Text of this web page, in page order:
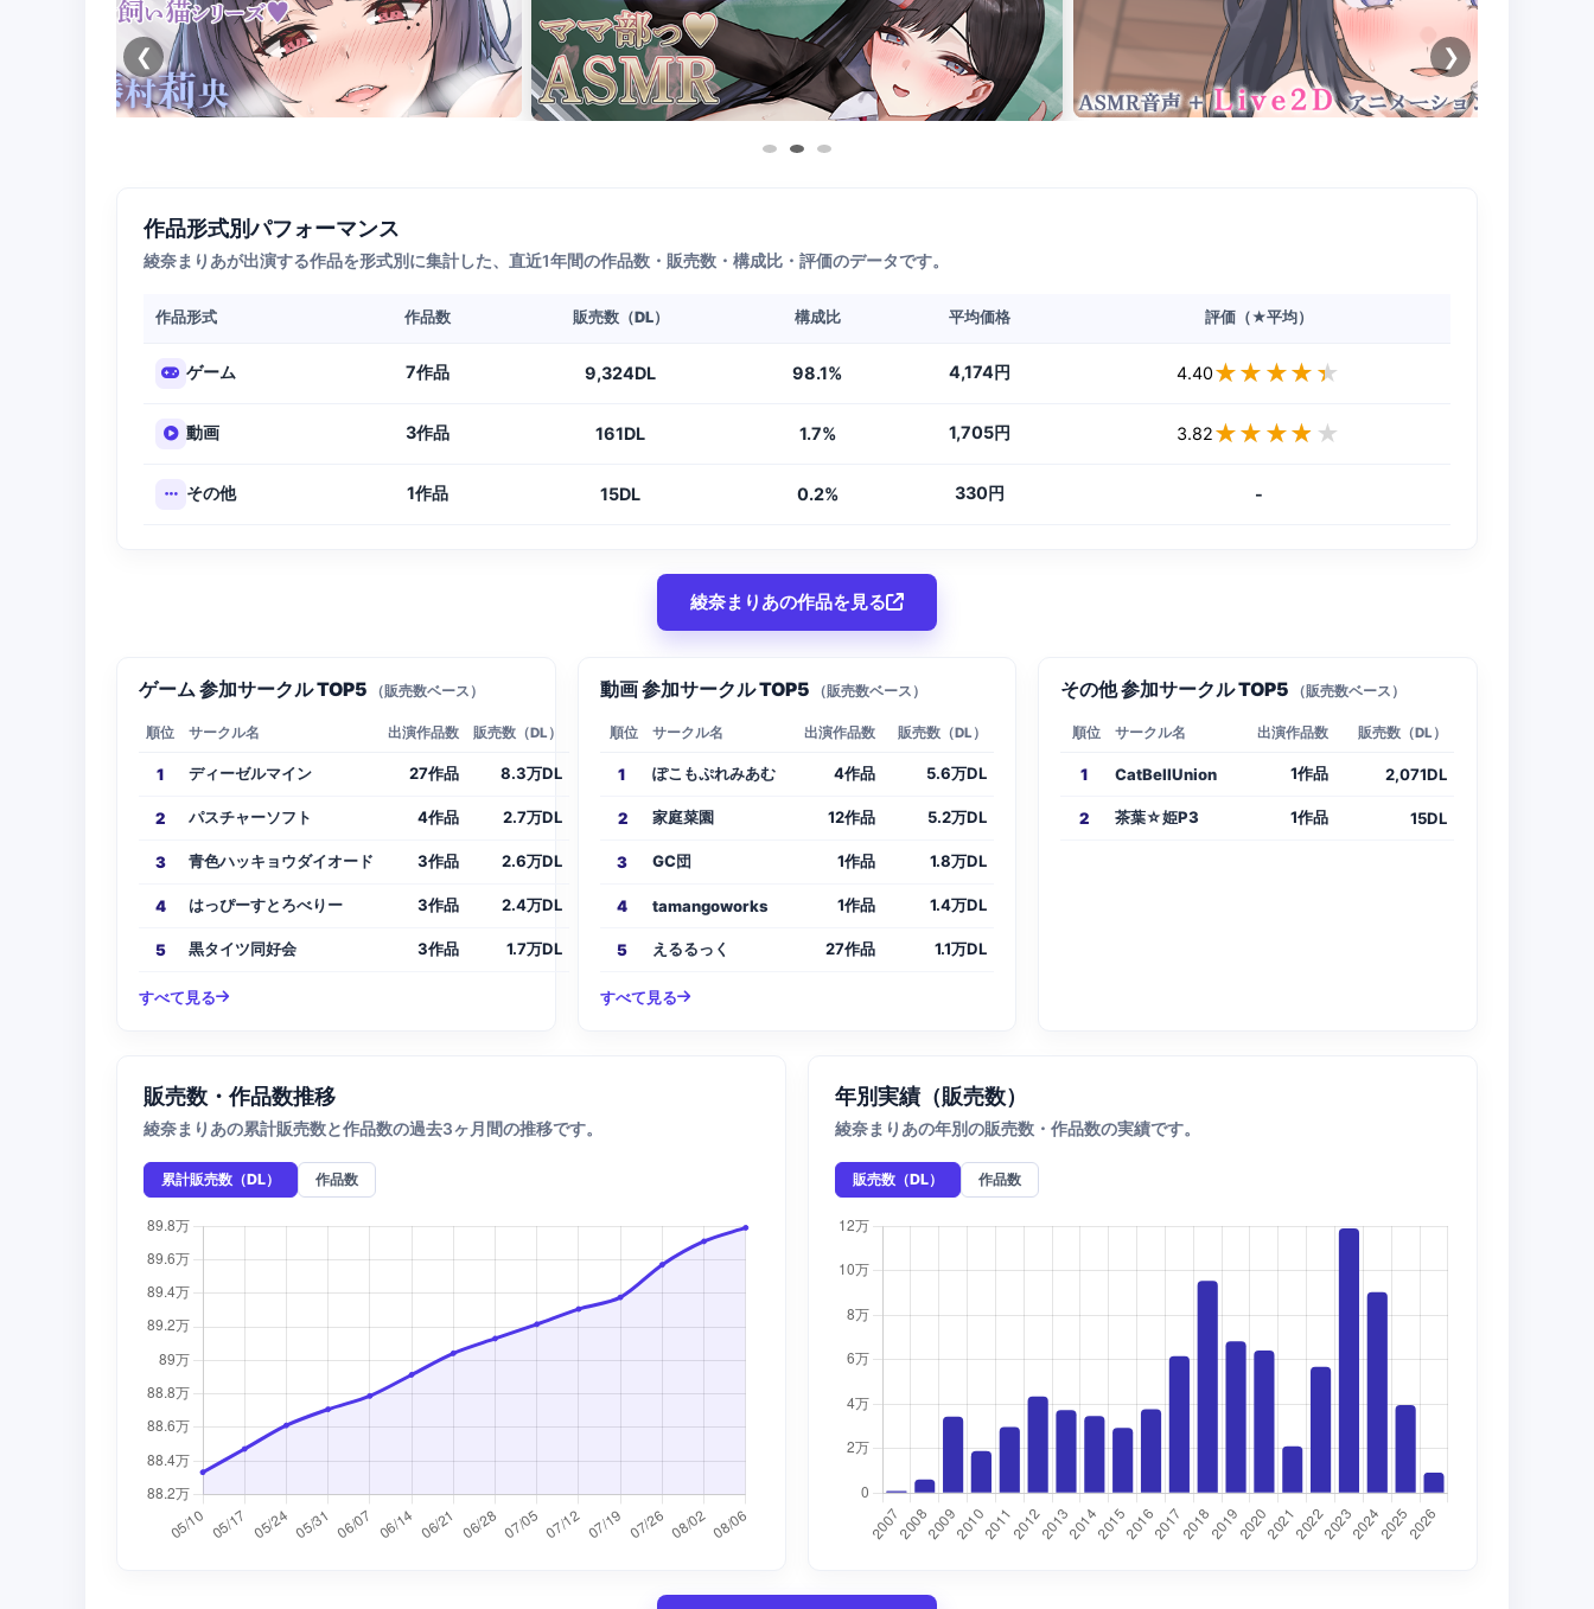
❮ ❯
作品形式別パフォーマンス
綾奈まりあが出演する作品を形式別に集計した、直近1年間の作品数・販売数・構成比・評価のデータです。
作品形式 作品数 販売数（DL） 構成比 平均価格 評価（★平均）
ゲーム 7作品 9,324DL 98.1% 4,174円 4.40★★★★★
★★★★★
動画 3作品 161DL 1.7% 1,705円 3.82★★★★★
★★★★★
その他 1作品 15DL 0.2% 330円 -
綾奈まりあの作品を見る
ゲーム 参加サークル TOP5 （販売数ベース）
順位 サークル名 出演作品数 販売数（DL）
1 ディーゼルマイン 27作品 8.3万DL
2 パスチャーソフト 4作品 2.7万DL
3 青色ハッキョウダイオード 3作品 2.6万DL
4 はっぴーすとろべりー 3作品 2.4万DL
5 黒タイツ同好会 3作品 1.7万DL
すべて見る
動画 参加サークル TOP5 （販売数ベース）
順位 サークル名 出演作品数 販売数（DL）
1 ぽこもぷれみあむ 4作品 5.6万DL
2 家庭菜園 12作品 5.2万DL
3 GC団 1作品 1.8万DL
4 tamangoworks 1作品 1.4万DL
5 えるるっく 27作品 1.1万DL
すべて見る
その他 参加サークル TOP5 （販売数ベース）
順位 サークル名 出演作品数 販売数（DL）
1 CatBellUnion 1作品 2,071DL
2 茶葉☆姫P3 1作品 15DL
販売数・作品数推移
綾奈まりあの累計販売数と作品数の過去3ヶ月間の推移です。
累計販売数（DL） 作品数
年別実績（販売数）
綾奈まりあの年別の販売数・作品数の実績です。
販売数（DL） 作品数